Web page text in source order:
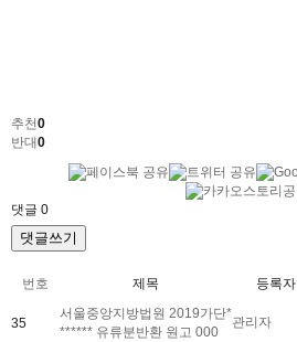
추천0
반대0
댓글 0
댓글쓰기
번호 제목 등록자
35
서울중앙지방법원 2019가단*
****** 유류분반환 원고 000
관리자